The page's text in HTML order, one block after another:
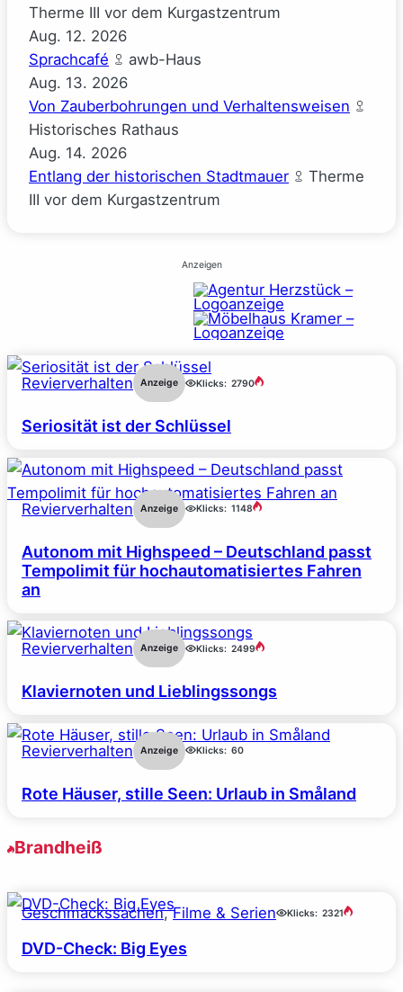
Therme III vor dem Kurgastzentrum
Aug. 12. 2026
Sprachcafé
awb-Haus
Aug. 13. 2026
Von Zauberbohrungen und Verhaltensweisen
Historisches Rathaus
Aug. 14. 2026
Entlang der historischen Stadtmauer
Therme
III vor dem Kurgastzentrum
Anzeigen
Revierverhalten Anzeige Klicks: 2790
Seriosität ist der Schlüssel
Revierverhalten Anzeige Klicks: 1148
Autonom mit Highspeed – Deutschland passt
Tempolimit für hochautomatisiertes Fahren
an
Revierverhalten Anzeige Klicks: 2499
Klaviernoten und Lieblingssongs
Revierverhalten Anzeige Klicks: 60
Rote Häuser, stille Seen: Urlaub in Småland
Brandheiß
Geschmackssachen, Filme & Serien Klicks: 2321
DVD-Check: Big Eyes